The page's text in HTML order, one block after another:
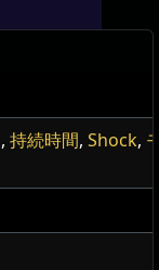
, 持続時間, Shock,